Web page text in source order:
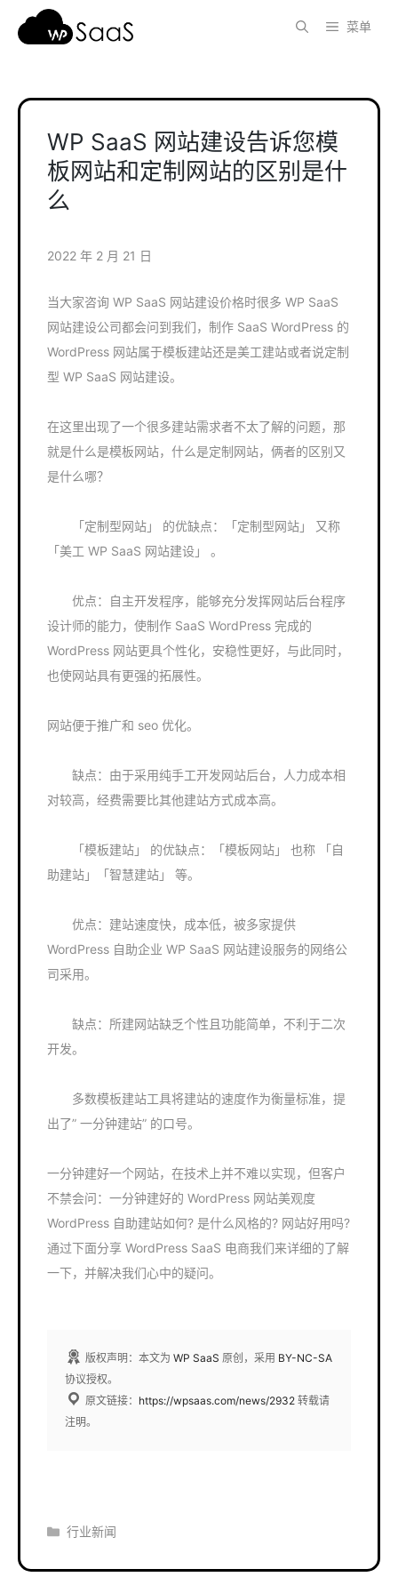
菜单
WP SaaS 网站建设告诉您模
板网站和定制网站的区别是什
么
2022 年 2 月 21 日
当大家咨询 WP SaaS 网站建设价格时很多 WP SaaS
网站建设公司都会问到我们，制作 SaaS WordPress 的
WordPress 网站属于模板建站还是美工建站或者说定制
型 WP SaaS 网站建设。
在这里出现了一个很多建站需求者不太了解的问题，那
就是什么是模板网站，什么是定制网站，俩者的区别又
是什么哪？
「定制型网站」 的优缺点：「定制型网站」 又称
「美工 WP SaaS 网站建设」 。
优点：自主开发程序，能够充分发挥网站后台程序
设计师的能力，使制作 SaaS WordPress 完成的
WordPress 网站更具个性化，安稳性更好，与此同时，
也使网站具有更强的拓展性。
网站便于推广和 seo 优化。
缺点：由于采用纯手工开发网站后台，人力成本相
对较高，经费需要比其他建站方式成本高。
「模板建站」 的优缺点：「模板网站」 也称 「自
助建站」「智慧建站」 等。
优点：建站速度快，成本低，被多家提供
WordPress 自助企业 WP SaaS 网站建设服务的网络公
司采用。
缺点：所建网站缺乏个性且功能简单，不利于二次
开发。
多数模板建站工具将建站的速度作为衡量标准，提
出了” 一分钟建站” 的口号。
一分钟建好一个网站，在技术上并不难以实现，但客户
不禁会问：一分钟建好的 WordPress 网站美观度
WordPress 自助建站如何? 是什么风格的? 网站好用吗?
通过下面分享 WordPress SaaS 电商我们来详细的了解
一下，并解决我们心中的疑问。
版权声明：本文为 WP SaaS 原创，采用 BY-NC-SA
协议授权。
原文链接： https://wpsaas.com/news/2932 转载请
注明。
分
行业新闻